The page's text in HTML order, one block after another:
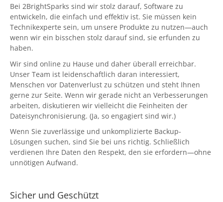
Contact
Contact Us
Request Support
Subscribe to Mailing List
Bei 2BrightSparks sind wir stolz darauf, Software zu
entwickeln, die einfach und effektiv ist. Sie müssen kein
Technikexperte sein, um unsere Produkte zu nutzen—auch
wenn wir ein bisschen stolz darauf sind, sie erfunden zu
haben.
Wir sind online zu Hause und daher überall erreichbar.
Unser Team ist leidenschaftlich daran interessiert,
Menschen vor Datenverlust zu schützen und steht Ihnen
gerne zur Seite. Wenn wir gerade nicht an Verbesserungen
arbeiten, diskutieren wir vielleicht die Feinheiten der
Dateisynchronisierung. (Ja, so engagiert sind wir.)
Wenn Sie zuverlässige und unkomplizierte Backup-
Lösungen suchen, sind Sie bei uns richtig. Schließlich
verdienen Ihre Daten den Respekt, den sie erfordern—ohne
unnötigen Aufwand.
Sicher und Geschützt